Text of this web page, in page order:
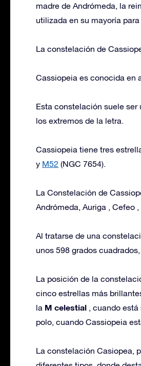
madre de Andrómeda, la
utilizada en su mayoría
La constelación de
Cassiopeia es conocida en
Esta constelación suele ser
los extremos de la letra.
Cassiopeia tiene tres
y M52 (NGC 7654).
La Constelación de
Andrómeda, Auriga , Cefeo
Al tratarse de una
unos 598 grados
La posición de la
cinco estrellas más
la M celestial , cuando
polo, cuando Cassiopeia
La constelación Casiopea,